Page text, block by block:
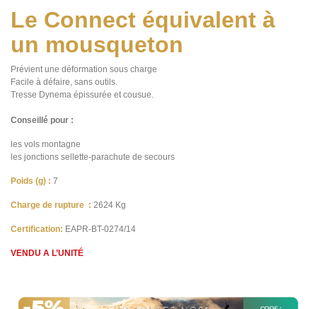
Le Connect équivalent à
un mousqueton
Prévient une déformation sous charge
Facile à défaire, sans outils.
Tresse Dynema épissurée et cousue.
Conseillé pour :
les vols montagne
les jonctions sellette-parachute de secours
Poids (g) : 7
Charge de rupture : 2624 Kg
Certification: EAPR-BT-0274/14
VENDU A L’UNITÉ